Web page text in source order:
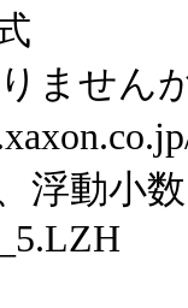
ません
浮動小